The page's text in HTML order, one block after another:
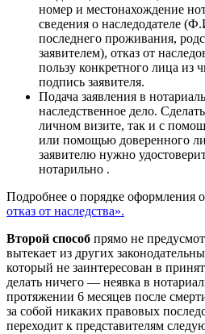
номер и местонахождение
сведения о наследодателе
последнего проживания,
заявителем), отказ от
пользу конкретного лица из
подпись заявителя.
Подача заявления в
наследственное дело.
личном визите, так и с
или помощью доверенного
заявителю нужно
нотарильно .
Подробнее о порядке оформления
отказ от наследства».
Второй способ прямо не
вытекает из других
который не заинтересован в
делать ничего — неявка в
протяжении 6 месяцев после
за собой никаких правовых
переходит к представителям